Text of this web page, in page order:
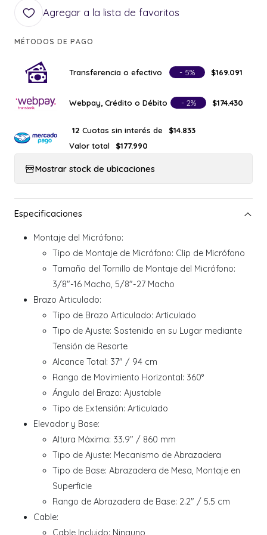
Agregar a la lista de favoritos
MÉTODOS DE PAGO
Transferencia o efectivo - 5% $169.091
Webpay, Crédito o Débito - 2% $174.430
12 Cuotas sin interés de
$14.833
Valor total
$177.990
Mostrar stock de ubicaciones
Montaje del Micrófono:
Tipo de Montaje de Micrófono: Clip de Micrófono
Tamaño del Tornillo de Montaje del Micrófono:
3/8"-16 Macho, 5/8"-27 Macho
Brazo Articulado:
Tipo de Brazo Articulado: Articulado
Tipo de Ajuste: Sostenido en su Lugar mediante
Tensión de Resorte
Alcance Total: 37" / 94 cm
Rango de Movimiento Horizontal: 360°
Ángulo del Brazo: Ajustable
Tipo de Extensión: Articulado
Elevador y Base:
Altura Máxima: 33.9" / 860 mm
Tipo de Ajuste: Mecanismo de Abrazadera
Tipo de Base: Abrazadera de Mesa, Montaje en
Superficie
Rango de Abrazadera de Base: 2.2" / 5.5 cm
Cable: